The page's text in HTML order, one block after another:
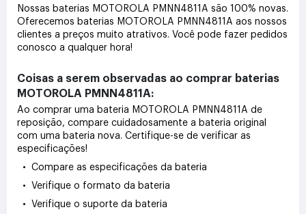
Nossas baterias MOTOROLA PMNN4811A são 100% novas.
Oferecemos baterias MOTOROLA PMNN4811A aos nossos
clientes a preços muito atrativos. Você pode fazer pedidos
conosco a qualquer hora!
Coisas a serem observadas ao comprar baterias
MOTOROLA PMNN4811A:
Ao comprar uma bateria MOTOROLA PMNN4811A de
reposição, compare cuidadosamente a bateria original
com uma bateria nova. Certifique-se de verificar as
especificações!
• Compare as especificações da bateria
• Verifique o formato da bateria
• Verifique o suporte da bateria